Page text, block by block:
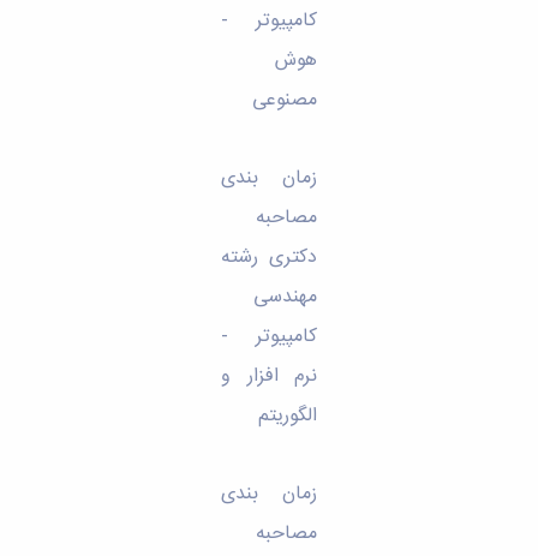
کامپیوتر -
هوش
مصنوعی
زمان بندی
مصاحبه
دکتری رشته
مهندسی
کامپیوتر -
نرم افزار و
الگوریتم
زمان بندی
مصاحبه